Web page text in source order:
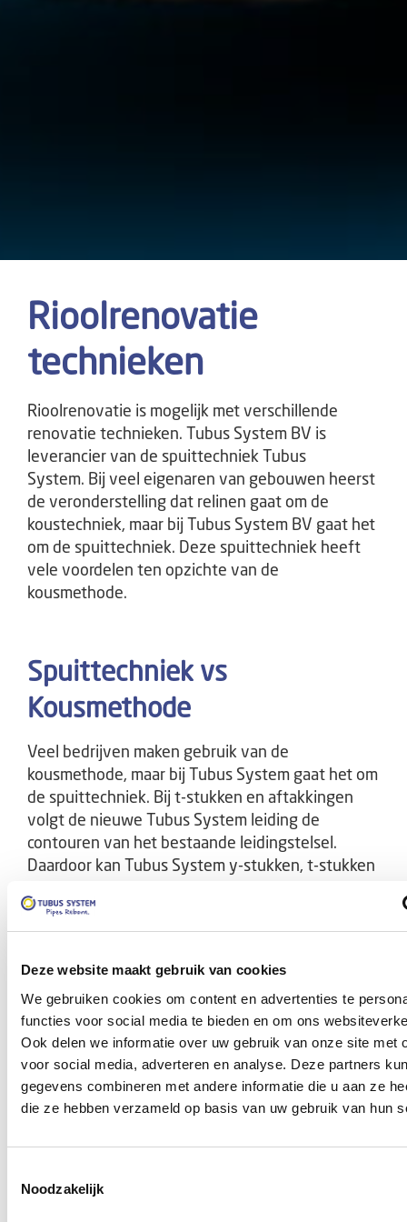
Deze website maakt gebruik van cookies
We gebruiken cookies om content en advertenties te
functies voor social media te bieden en om ons
Ook delen we informatie over uw gebruik van onze site met
voor social media, adverteren en analyse. Deze partners
gegevens combineren met andere informatie die u aan ze
die ze hebben verzameld op basis van uw gebruik van hun
Noodzakelijk
Rioolrenovatie
technieken
Rioolrenovatie is mogelijk met verschillende
renovatie technieken. Tubus System BV is
leverancier van de spuittechniek Tubus
System. Bij veel eigenaren van gebouwen heerst
de veronderstelling dat relinen gaat om de
koustechniek, maar bij Tubus System BV gaat het
om de spuittechniek. Deze spuittechniek heeft
vele voordelen ten opzichte van de
kousmethode.
Spuittechniek vs
Kousmethode
Veel bedrijven maken gebruik van de
kousmethode, maar bij Tubus System gaat het om
de spuittechniek. Bij t-stukken en aftakkingen
volgt de nieuwe Tubus System leiding de
contouren van het bestaande leidingstelsel.
Daardoor kan Tubus System y-stukken, t-stukken
aansluitleidingen open te frezen, zoals bij de
kousmethode het geval is. Door onze innovatieve
gegarandeerd, zonder freeswerk in de bestaande
leidingen.
Nieuwe leiding in uw
bestaande leiding
spuittechniek een geheel nieuwe leiding aan in